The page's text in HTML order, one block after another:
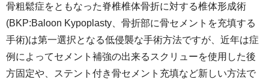
骨粗鬆症をともなった脊椎椎体骨折に対する椎体形成術
(BKP:Baloon Kypoplasty、骨折部に骨セメントを充填する
手術)は第一選択となる低侵襲な手術方法ですが、近年は症
例によってセメント補強の出来るスクリューを使用した後
方固定や、ステント付き骨セメント充填など新しい方法で